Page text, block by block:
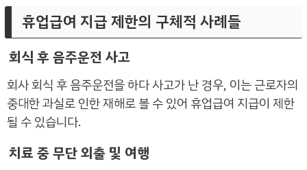
휴업급여 지급 제한의 구체적 사례들
회식 후 음주운전 사고
회사 회식 후 음주운전을 하다 사고가 난 경우, 이는 근로자의
중대한 과실로 인한 재해로 볼 수 있어 휴업급여 지급이 제한
될 수 있습니다.
치료 중 무단 외출 및 여행